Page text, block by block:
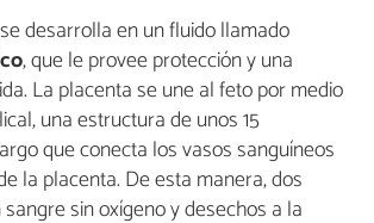
desarrolla en un fluido llamado
, que le provee protección y una
La placenta se une al feto por medio
una estructura de unos 15
que conecta los vasos sanguíneos
la placenta. De esta manera, dos
sin oxígeno y desechos a la